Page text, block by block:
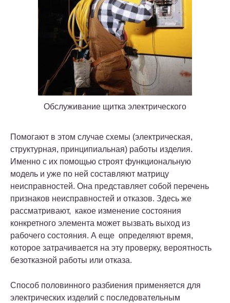
Обслуживание щитка электрического
Помогают в этом случае схемы (электрическая,
структурная, принципиальная) работы изделия.
Именно с их помощью строят функциональную
модель и уже по ней составляют матрицу
неисправностей. Она представляет собой перечень
признаков неисправностей и отказов. Здесь же
рассматривают, какое изменение состояния
конкретного элемента может вызвать выход из
рабочего состояния. А еще определяют время,
которое затрачивается на эту проверку, вероятность
безотказной работы или отказа.
Способ половинного разбиения применяется для
электрических изделий с последовательным